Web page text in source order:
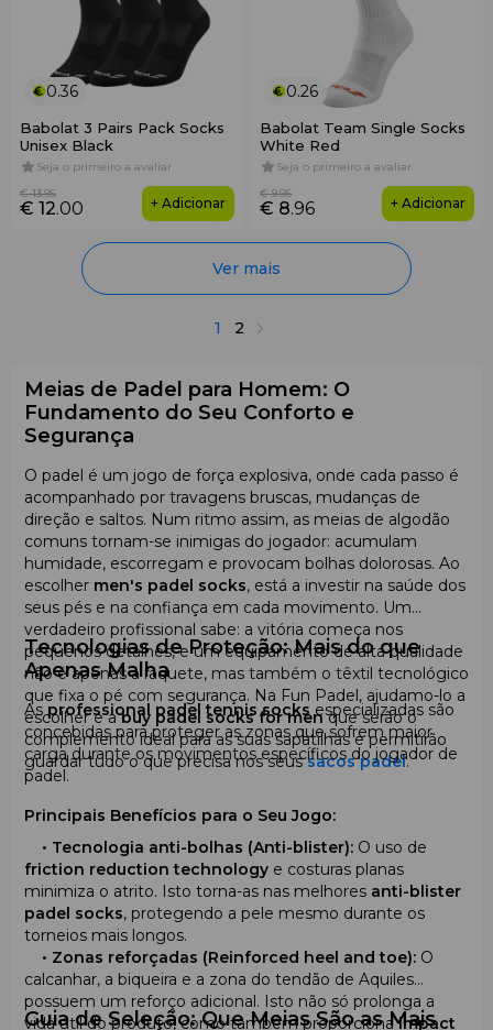
0.36
Babolat 3 Pairs Pack Socks
Unisex Black
Seja o primeiro a avaliar
€ 12.00
€ 13.95
+ Adicionar
0.26
Babolat Team Single Socks
White Red
Seja o primeiro a avaliar
€ 8.96
€ 9.95
+ Adicionar
Ver mais
1 2
Meias de Padel para Homem: O
Fundamento do Seu Conforto e
Segurança
O padel é um jogo de força explosiva, onde cada passo é
acompanhado por travagens bruscas, mudanças de
direção e saltos. Num ritmo assim, as meias de algodão
comuns tornam-se inimigas do jogador: acumulam
humidade, escorregam e provocam bolhas dolorosas. Ao
escolher men's padel socks, está a investir na saúde dos
seus pés e na confiança em cada movimento. Um
verdadeiro profissional sabe: a vitória começa nos
pequenos detalhes, e um equipamento de alta qualidade
não é apenas a raquete, mas também o têxtil tecnológico
que fixa o pé com segurança. Na Fun Padel, ajudamo-lo a
escolher e abuy padel socks for menque serão o
complemento ideal para as suas sapatilhas e permitirão
guardar tudo o que precisa nos seussacos padel.
Tecnologias de Proteção: Mais do que
Apenas Malha
Asprofessional padel tennis socksespecializadas são
concebidas para proteger as zonas que sofrem maior
carga durante os movimentos específicos do jogador de
padel.
Principais Benefícios para o Seu Jogo:
• Tecnologia anti-bolhas (Anti-blister): O uso de
friction reduction technology e costuras planas
minimiza o atrito. Isto torna-as nas melhores anti-blister
padel socks, protegendo a pele mesmo durante os
torneios mais longos.
• Zonas reforçadas (Reinforced heel and toe): O
calcanhar, a biqueira e a zona do tendão de Aquiles
possuem um reforço adicional. Isto não só prolonga a
vida útil do produto, como também proporcionaimpact
Guia de Seleção: Que Meias São as Mais